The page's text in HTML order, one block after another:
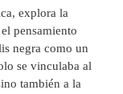
explora la
pensamiento
negra como un
se vinculaba al
también a la